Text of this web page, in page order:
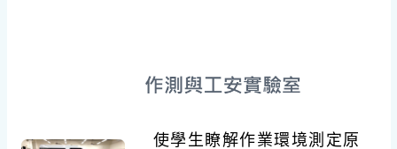
使學生瞭解作業環境測定原